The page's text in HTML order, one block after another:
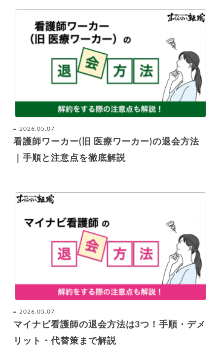
2026.05.07
看護師ワーカー(旧 医療ワーカー)の退会方法
｜手順と注意点を徹底解説
2026.05.07
マイナビ看護師の退会方法は3つ！手順・デメ
リット・代替策まで解説